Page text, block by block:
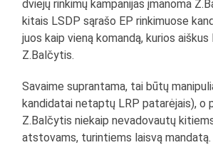
dviejų rinkimų kampanijas įmanoma
kitais LSDP sąrašo EP rinkimuose
juos kaip vieną komandą, kurios
Z.Balčytis.
Savaime suprantama, tai būtų
kandidatai netaptų LRP patarėjais), o
Z.Balčytis niekaip nevadovautų
atstovams, turintiems laisvą mandatą.